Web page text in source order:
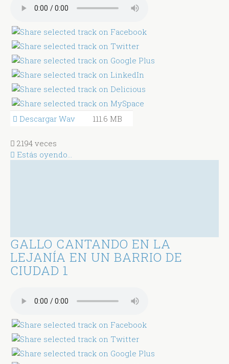
Descargar Wav 111.6 MB
2194 veces
Estás oyendo...
GALLO CANTANDO EN LA
LEJANÍA EN UN BARRIO DE
CIUDAD 1